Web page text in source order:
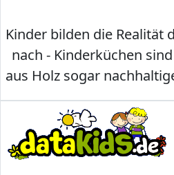
Kinder bilden die Realität
nach - Kinderküchen
aus Holz sogar